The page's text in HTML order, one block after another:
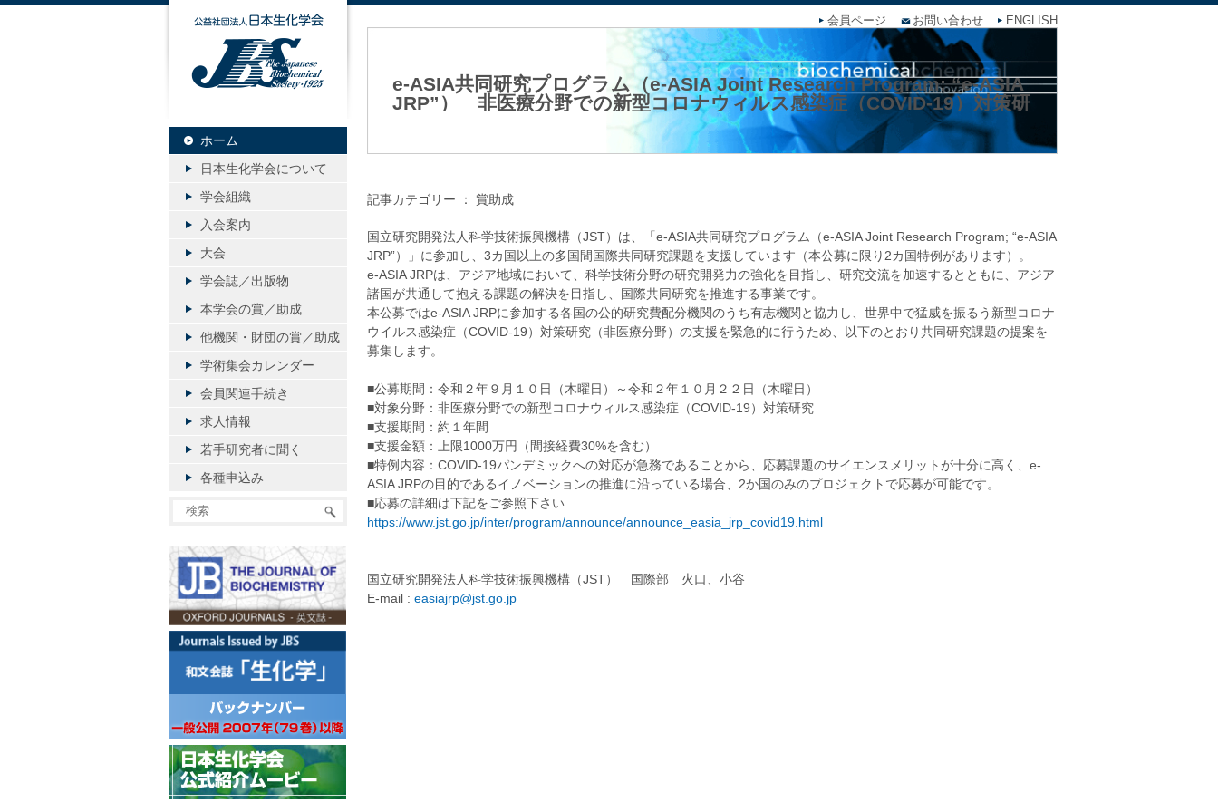
会員ページ お問い合わせ ENGLISH
e-ASIA共同研究プログラム（e-ASIA Joint Research Program; “e-ASIA
JRP”） 非医療分野での新型コロナウィルス感染症（COVID-19）対策研
記事カテゴリー ： 賞助成
国立研究開発法人科学技術振興機構（JST）は、「e-ASIA共同研究プログラム（e-ASIA Joint Research Program; “e-ASIA
JRP”）」に参加し、3カ国以上の多国間国際共同研究課題を支援しています（本公募に限り2カ国特例があります）。
e-ASIA JRPは、アジア地域において、科学技術分野の研究開発力の強化を目指し、研究交流を加速するとともに、アジア
諸国が共通して抱える課題の解決を目指し、国際共同研究を推進する事業です。
本公募ではe-ASIA JRPに参加する各国の公的研究費配分機関のうち有志機関と協力し、世界中で猛威を振るう新型コロナ
ウイルス感染症（COVID-19）対策研究（非医療分野）の支援を緊急的に行うため、以下のとおり共同研究課題の提案を
募集します。
■公募期間：令和２年９月１０日（木曜日）～令和２年１０月２２日（木曜日）
■対象分野：非医療分野での新型コロナウィルス感染症（COVID-19）対策研究
■支援期間：約１年間
■支援金額：上限1000万円（間接経費30%を含む）
■特例内容：COVID-19パンデミックへの対応が急務であることから、応募課題のサイエンスメリットが十分に高く、e-
ASIA JRPの目的であるイノベーションの推進に沿っている場合、2か国のみのプロジェクトで応募が可能です。
■応募の詳細は下記をご参照下さい
https://www.jst.go.jp/inter/program/announce/announce_easia_jrp_covid19.html
国立研究開発法人科学技術振興機構（JST） 国際部 火口、小谷
E-mail : easiajrp@jst.go.jp
公益社団法人日本生化学会
ホーム
日本生化学会について
学会組織
入会案内
大会
学会誌／出版物
本学会の賞／助成
他機関・財団の賞／助成
学術集会カレンダー
会員関連手続き
求人情報
若手研究者に聞く
各種申込み